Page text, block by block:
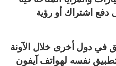
دفع اشتراك أو رؤية
في دول أخرى خلال الآونة
نفسه لهواتف آيفون